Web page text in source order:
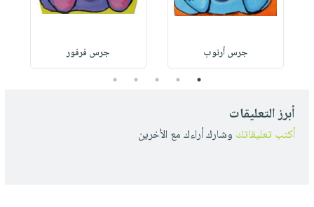
جرس أرنوب جرس فرفور
1
2
3
4
5
أبرز التعليقات
أكتب تعليقاتك وشارك أراءك مع الأخرين